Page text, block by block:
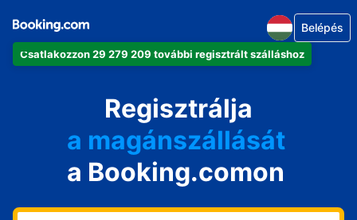
Csatlakozzon 29 279 209 további regisztrált szálláshoz
Belépés
Regisztrálja
az apartmanját
a szállodáját
a magánszállását
a vendégházát
a házát
a Booking.comon